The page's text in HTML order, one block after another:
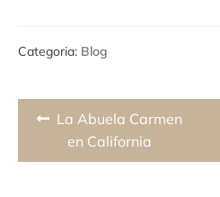
Categoria: Blog
Navegación
Previous
post:
La Abuela Carmen
en California